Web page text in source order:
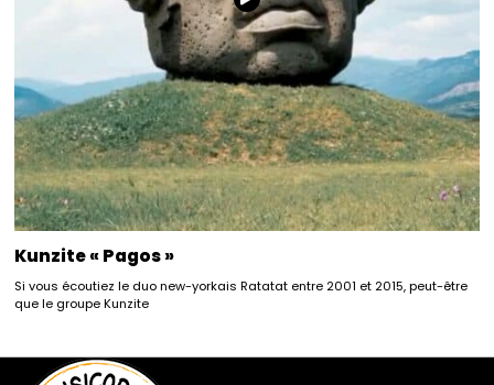
Kunzite « Pagos »
Si vous écoutiez le duo new-yorkais Ratatat entre 2001 et 2015, peut-être
que le groupe Kunzite